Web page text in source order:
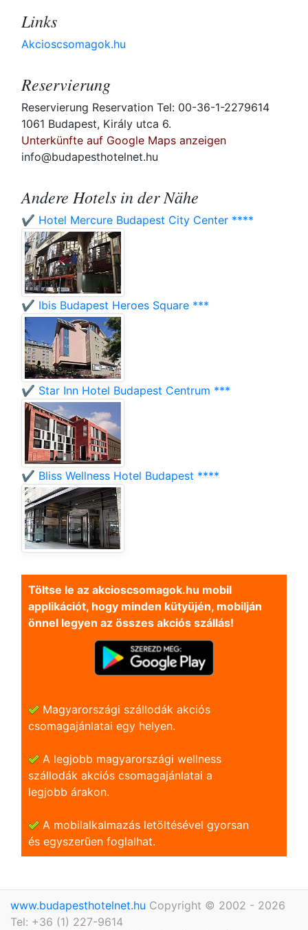
Links
Akcioscsomagok.hu
Reservierung
Reservierung Reservation Tel: 00-36-1-2279614
1061 Budapest, Király utca 6.
Unterkünfte auf Google Maps anzeigen
info@budapesthotelnet.hu
Andere Hotels in der Nähe
✔️ Hotel Mercure Budapest City Center ****
✔️ Ibis Budapest Heroes Square ***
✔️ Star Inn Hotel Budapest Centrum ***
✔️ Bliss Wellness Hotel Budapest ****
Töltse le az akcioscsomagok.hu mobil
applikációt, hogy minden kütyüjén, mobilján
önnel legyen az összes akciós szállás!
Magyarországi szállodák akciós
csomagajánlatai egy helyen.
A legjobb magyarországi wellness
szállodák akciós csomagajánlatai a
legjobb árakon.
A mobilalkalmazás letöltésével gyorsan
és egyszerũen foglalhat.
www.budapesthotelnet.hu Copyright © 2002 - 2026
Tel: +36 (1) 227-9614